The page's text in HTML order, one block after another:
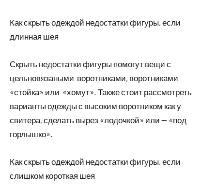
Как скрыть одеждой недостатки фигуры, если
длинная шея
Скрыть недостатки фигуры помогут вещи с
цельновязаными воротниками, воротниками
«стойка» или «хомут». Также стоит рассмотреть
варианты одежды с высоким воротником как у
свитера, сделать вырез «лодочкой» или — «под
горлышко».
Как скрыть одеждой недостатки фигуры, если
слишком короткая шея